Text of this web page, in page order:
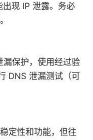
现 IP 泄露。务必
保护，使用经过验
DNS 泄漏测试（可
定性和功能，但往